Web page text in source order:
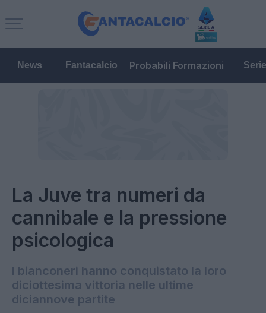
News Fantacalcio Probabili Formazioni
La Juve tra numeri da
cannibale e la pressione
psicologica
I bianconeri hanno conquistato la loro
diciottesima vittoria nelle ultime
diciannove partite